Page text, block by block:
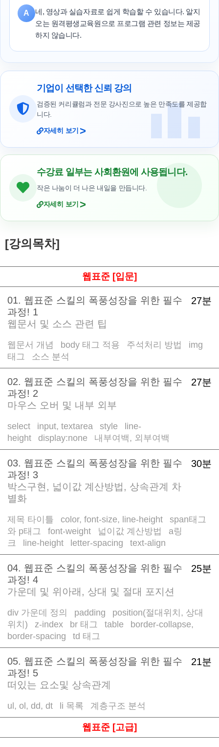
A
네, 영상과 실습자료로 쉽게 학습할 수 있습니다. 알지
오는 원격평생교육원으로 프로그램 관련 정보는 제공
하지 않습니다.
기업이 선택한 신뢰 강의
검증된 커리큘럼과 전문 강사진으로 높은 만족도를 제공합
니다.
자세히 보기 >
수강료 일부는 사회환원에 사용됩니다.
작은 나눔이 더 나은 내일을 만듭니다.
자세히 보기 >
[강의목차]
웹표준 [입문]
27분
01. 웹표준 스킬의 폭풍성장을 위한 필수
과정! 1
웹문서 및 소스 관련 팁
웹문서 개념 body 태그 적용 주석처리 방법
img
태그
소스 분석
27분
02. 웹표준 스킬의 폭풍성장을 위한 필수
과정! 2
마우스 오버 및 내부 외부
select input, textarea style
line-
height
display:none 내부여백, 외부여백
30분
03. 웹표준 스킬의 폭풍성장을 위한 필수
과정! 3
박스구현, 넓이값 계산방법, 상속관계 차
별화
제목 타이틀 color, font-size, line-height
span태그
와 p태그
font-weight 넓이값 계산방법
a링
크
line-height letter-spacing text-align
25분
04. 웹표준 스킬의 폭풍성장을 위한 필수
과정! 4
가운데 및 위아래, 상대 및 절대 포지션
div 가운데 정의 padding
position(절대위치, 상대
위치)
z-index br 태그 table
border-collapse,
border-spacing
td 태그
21분
05. 웹표준 스킬의 폭풍성장을 위한 필수
과정! 5
떠있는 요소및 상속관계
ul, ol, dd, dt li 목록 계층구조 분석
웹표준 [고급]